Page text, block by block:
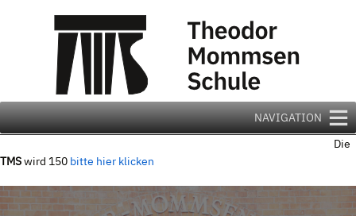
NAVIGATION
Die
TMSwird 150 bitte hier klicken